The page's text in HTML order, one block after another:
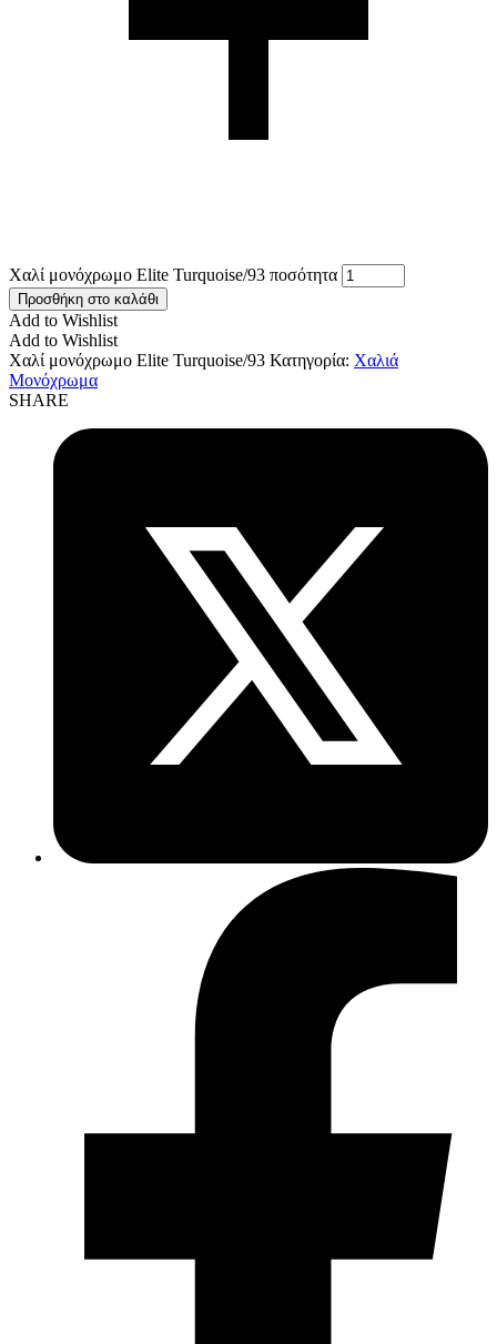
Χαλί μονόχρωμο Elite Turquoise/93 ποσότητα
Προσθήκη στο καλάθι
Add to Wishlist
Add to Wishlist
Χαλί μονόχρωμο Elite Turquoise/93 Κατηγορία: Χαλιά
Μονόχρωμα
SHARE